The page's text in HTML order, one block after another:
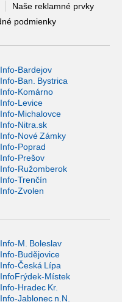
Naše reklamné prvky
podmienky
Info-Bardejov
Info-Ban. Bystrica
Info-Komárno
Info-Levice
Info-Michalovce
Info-Nitra.sk
Info-Nové Zámky
Info-Poprad
Info-Prešov
Info-Ružomberok
Info-Trenčín
Info-Zvolen
Info-M. Boleslav
Info-Budějovice
Info-Česká Lípa
InfoFrýdek-Místek
Info-Hradec Kr.
Info-Jablonec n.N.